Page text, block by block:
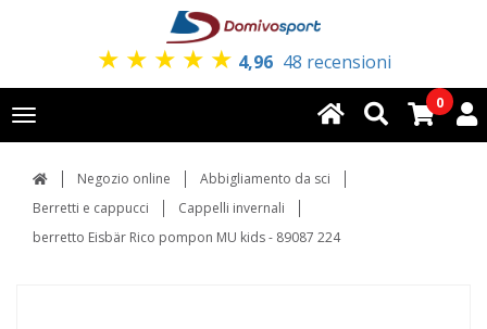
★ ★ ★ ★ ★ 4,96 48 recensioni
Toggle
navigation
0
Negozio online
Abbigliamento da sci
Berretti e cappucci
Cappelli invernali
berretto Eisbär Rico pompon MU kids - 89087 224